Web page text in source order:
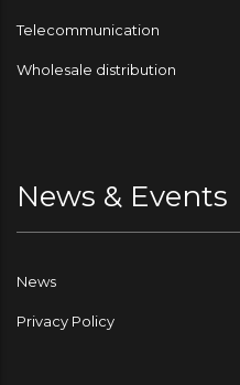
Telecommunication
Wholesale distribution
News & Events
News
Privacy Policy